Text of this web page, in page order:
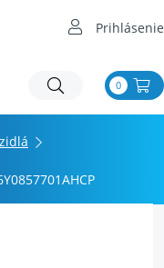
Prihlásenie
0